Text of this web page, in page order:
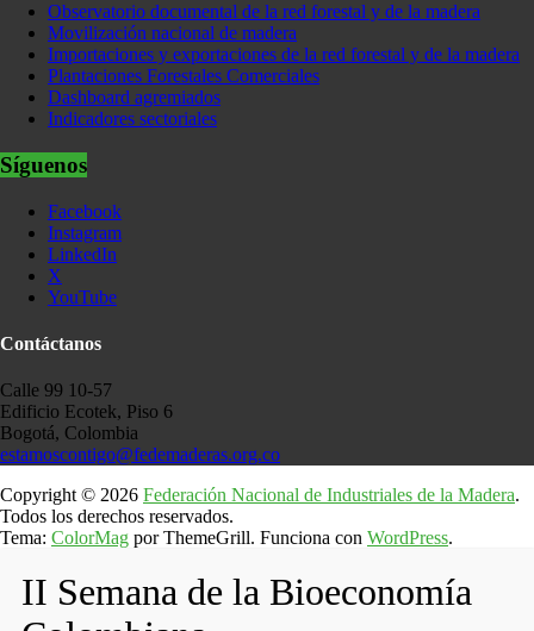
Observatorio documental de la red forestal y de la madera
Movilización nacional de madera
Importaciones y exportaciones de la red forestal y de la madera
Plantaciones Forestales Comerciales
Dashboard agremiados
Indicadores sectoriales
Síguenos
Facebook
Instagram
LinkedIn
X
YouTube
Contáctanos
Calle 99 10-57
Edificio Ecotek, Piso 6
Bogotá, Colombia
estamoscontigo@fedemaderas.org.co
Copyright © 2026 Federación Nacional de Industriales de la Madera.
Todos los derechos reservados.
Tema: ColorMag por ThemeGrill. Funciona con WordPress.
II Semana de la Bioeconomía